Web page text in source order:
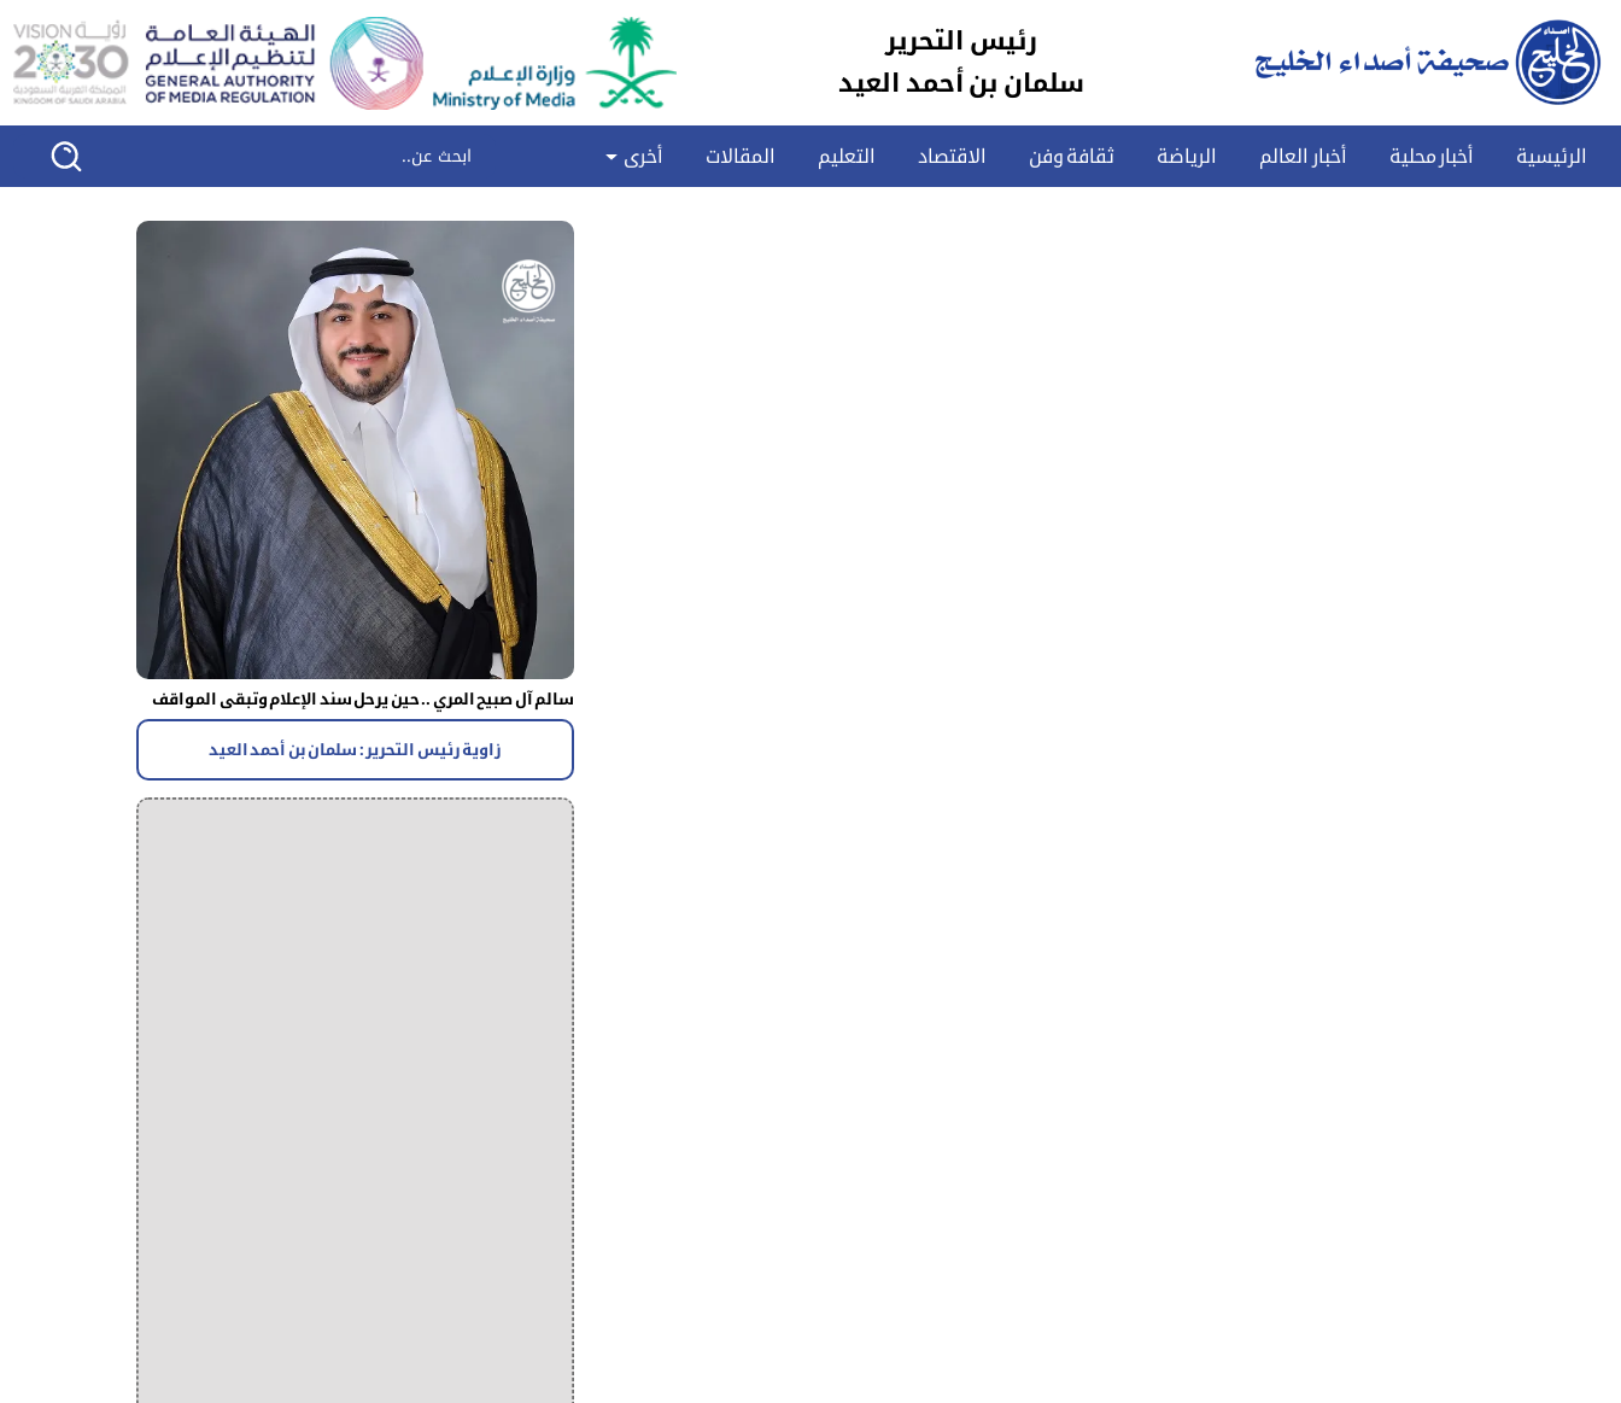
رئيس التحرير
سلمان بن أحمد العيد
الرئيسية أخبار محلية أخبار العالم الرياضة ثقافة وفن الاقتصاد التعليم المقالات أخرى
سالم آل صبيح المري .. حين يرحل سند الإعلام وتبقى المواقف
زاوية رئيس التحرير : سلمان بن أحمد العيد